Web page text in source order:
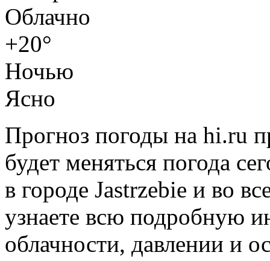
Облачно
+20°
Ночью
Ясно
Прогноз погоды на hi.ru
будет меняться погода
в городе Jastrzebie и во
узнаете всю подробную
облачности, давлении и